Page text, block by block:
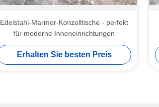
Edelstahl-Marmor-Konzolltische - perfekt
für moderne Inneneinrichtungen
Erhalten Sie besten Preis